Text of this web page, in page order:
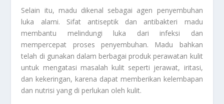
Selain itu, madu dikenal sebagai agen penyembuhan
luka alami. Sifat antiseptik dan antibakteri madu
membantu melindungi luka dari infeksi dan
mempercepat proses penyembuhan. Madu bahkan
telah di gunakan dalam berbagai produk perawatan kulit
untuk mengatasi masalah kulit seperti jerawat, iritasi,
dan kekeringan, karena dapat memberikan kelembapan
dan nutrisi yang di perlukan oleh kulit.